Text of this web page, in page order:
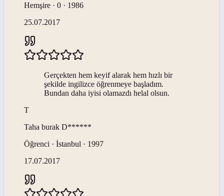
Hemşire · 0 · 1986
25.07.2017
Gerçekten hem keyif alarak hem hızlı bir
şekilde ingilizce öğrenmeye başladım.
Bundan daha iyisi olamazdı helal olsun.
T
Taha burak D******
Öğrenci · İstanbul · 1997
17.07.2017